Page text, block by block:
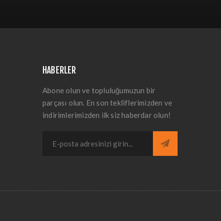
HABERLER
Abone olun ve topluluğumuzun bir
parçası olun. En son tekliflerimizden ve
indirimlerimizden ilk siz haberdar olun!